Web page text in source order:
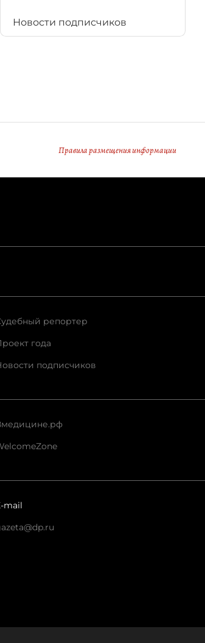
Новости подписчиков
Правила размещения информации
репортер
года
подписчиков
mail